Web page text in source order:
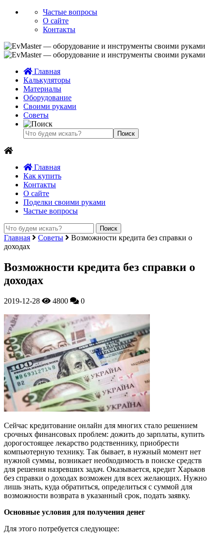
Частые вопросы
О сайте
Контакты
Главная
Калькуляторы
Материалы
Оборудование
Своими руками
Советы
Главная
Как купить
Контакты
О сайте
Поделки своими руками
Частые вопросы
Главная Советы
Возможности кредита без справки о
доходах
Возможности кредита без справки о
доходах
2019-12-28 4800 0
Сейчас кредитование онлайн для многих стало решением
срочных финансовых проблем: дожить до зарплаты, купить
дорогостоящее лекарство родственнику, приобрести
компьютерную технику. Так бывает, в нужный момент нет
нужной суммы, возникает необходимость в поиске средств
для решения назревших задач. Оказывается, кредит Харьков
без справки о доходах возможен для всех желающих. Нужно
лишь знать, куда обратиться, определиться с суммой для
возможности возврата в указанный срок, подать заявку.
Основные условия для получения денег
Для этого потребуется следующее: